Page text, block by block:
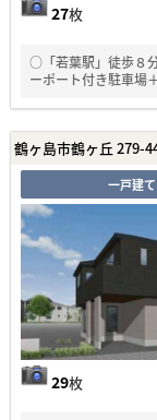
27枚
○「若葉駅」徒歩８
ーポート付き駐車場
鶴ヶ島市鶴ヶ丘 279-
一戸建て
29枚